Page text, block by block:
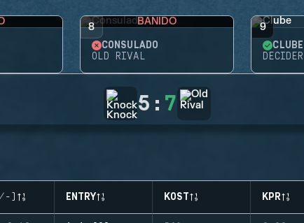
8 BANIDO
CONSULADO
OLD RIVAL
9
CLUBE
DECIDER
5 : 7
) ENTRY KOST KPR